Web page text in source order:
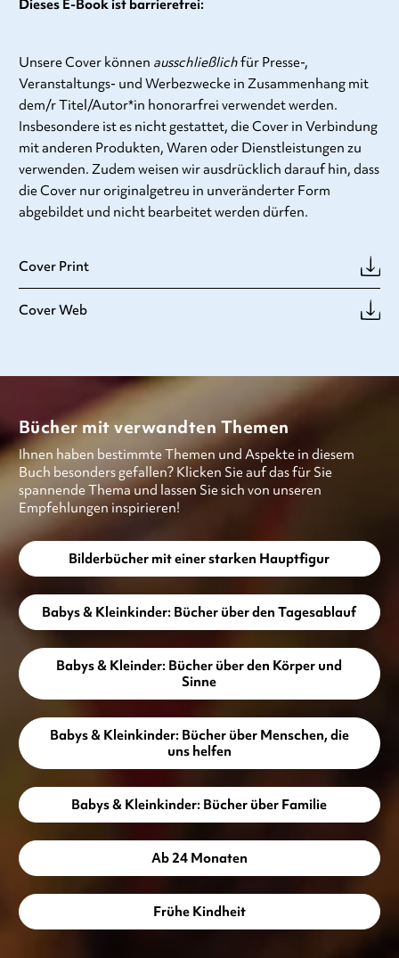
Dieses E-Book ist barrierefrei:
Unsere Cover können ausschließlichfür Presse-,
Veranstaltungs- und Werbezwecke in Zusammenhang mit
dem/r Titel/Autor*in honorarfrei verwendet werden.
Insbesondere ist es nicht gestattet, die Cover in Verbindung
mit anderen Produkten, Waren oder Dienstleistungen zu
verwenden. Zudem weisen wir ausdrücklich darauf hin, dass
die Cover nur originalgetreu in unveränderter Form
abgebildet und nicht bearbeitet werden dürfen.
Cover Print
Cover Web
Bücher mit verwandten Themen
Ihnen haben bestimmte Themen und Aspekte in diesem
Buch besonders gefallen? Klicken Sie auf das für Sie
spannende Thema und lassen Sie sich von unseren
Empfehlungen inspirieren!
Bilderbücher mit einer starken Hauptfigur
Babys & Kleinkinder: Bücher über den Tagesablauf
Babys & Kleinder: Bücher über den Körper und
Sinne
Babys & Kleinkinder: Bücher über Menschen, die
uns helfen
Babys & Kleinkinder: Bücher über Familie
Ab 24 Monaten
Frühe Kindheit